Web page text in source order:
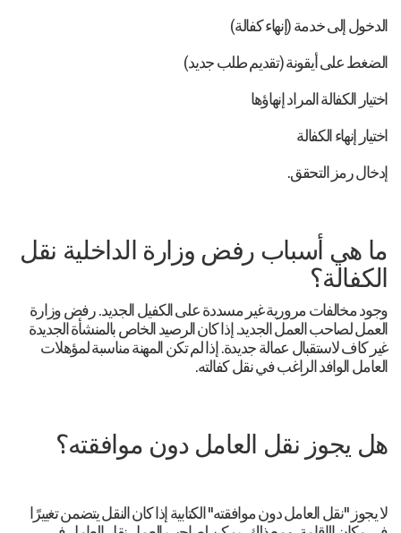
الدخول إلى خدمة (إنهاء كفالة)
الضغط على أيقونة (تقديم طلب جديد)
اختيار الكفالة المراد إنهاؤها
اختيار إنهاء الكفالة
إدخال رمز التحقق.
ما هي أسباب رفض وزارة الداخلية نقل
الكفالة؟
وجود مخالفات مرورية غير مسددة على الكفيل الجديد. رفض وزارة
العمل لصاحب العمل الجديد. إذا كان الرصيد الخاص بالمنشأة الجديدة
غير كاف لاستقبال عمالة جديدة. إذا لم تكن المهنة مناسبة لمؤهلات
العامل الوافد الراغب في نقل كفالته.
هل يجوز نقل العامل دون موافقته؟
لا يجوز "نقل العامل دون موافقته" الكتابية إذا كان النقل يتضمن تغييرًا